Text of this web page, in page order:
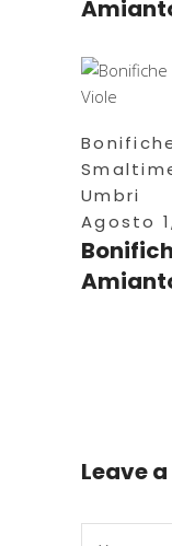
Umbri
Agosto
Leave